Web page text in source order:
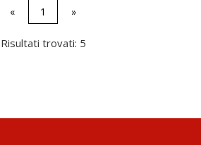
« 1 »
Risultati trovati: 5